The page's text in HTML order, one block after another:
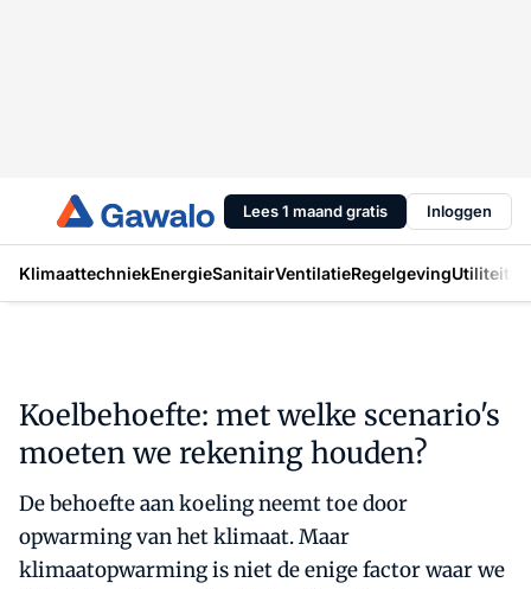
Lees 1 maand gratis Inloggen
KlimaattechniekEnergieSanitairVentilatieRegelgevingUtiliteit
Koelbehoefte: met welke scenario's
moeten we rekening houden?
De behoefte aan koeling neemt toe door
opwarming van het klimaat. Maar
klimaatopwarming is niet de enige factor waar we